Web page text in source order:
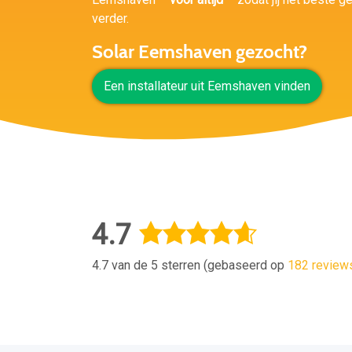
verder.
Solar Eemshaven gezocht?
Een installateur uit Eemshaven vinden
4.7
4.7 van de 5 sterren (gebaseerd op 182